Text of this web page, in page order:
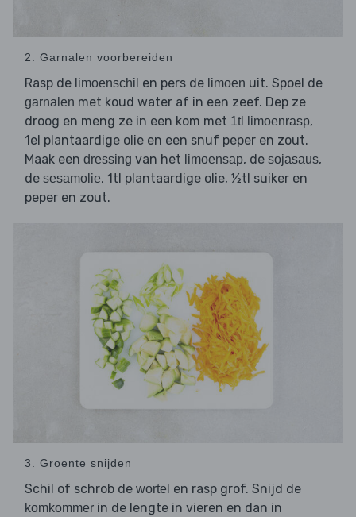
2. Garnalen voorbereiden
Rasp de limoenschil en pers de limoen uit. Spoel de
garnalen met koud water af in een zeef. Dep ze
droog en meng ze in een kom met 1tl limoenrasp,
1el plantaardige olie en een snuf peper en zout.
Maak een dressing van het limoensap, de sojasaus,
de sesamolie, 1tl plantaardige olie, ½tl suiker en
peper en zout.
3. Groente snijden
Schil of schrob de wortel en rasp grof. Snijd de
komkommer in de lengte in vieren en dan in